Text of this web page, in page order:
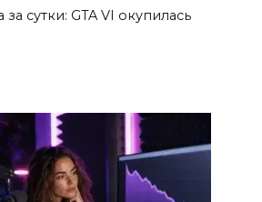
сутки: GTA VI окупилась